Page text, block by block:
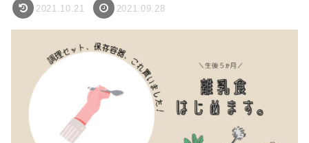
2021.10.21 2021.09.28